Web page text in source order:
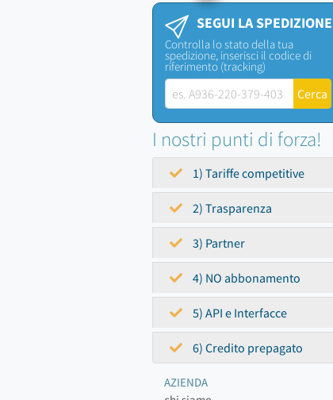
SEGUI LA SPEDIZIONE
Controlla lo stato della tua
spedizione, inserisci il codice di
riferimento (tracking)
I nostri punti di forza!
1) Tariffe competitive
2) Trasparenza
3) Partner
4) NO abbonamento
5) API e Interfacce
6) Credito prepagato
AZIENDA